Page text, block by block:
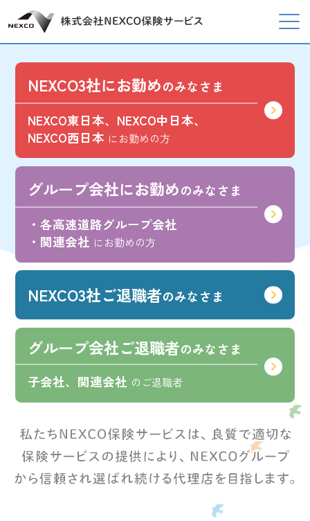
NEXCO3社にお勤めのみなさま
NEXCO東日本、NEXCO中日本、
NEXCO西日本 にお勤めの方
グループ会社にお勤めのみなさま
・各高速道路グループ会社
・関連会社 にお勤めの方
NEXCO3社ご退職者のみなさま
グループ会社ご退職者のみなさま
子会社、関連会社 のご退職者